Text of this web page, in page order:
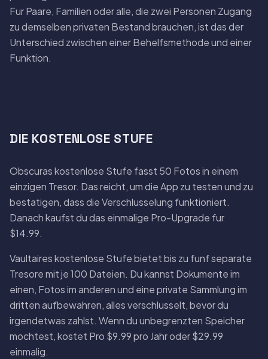
Fur Paare, Familien oder alle, die zwei Personen Zugang
zu demselben privaten Bestand brauchen, ist das der
Unterschied zwischen einer Behelfsmethode und einer
Funktion.
DIE KOSTENLOSE STUFE
Obscuras kostenlose Stufe fasst 50 Fotos in einem
einzigen Tresor. Das reicht, um die App zu testen und zu
bestatigen, dass die Verschlusselung funktioniert.
Danach kaufst du das einmalige Pro-Upgrade fur
$14.99.
Vaultaires kostenlose Stufe bietet bis zu funf separate
Tresore mit je 100 Dateien. Du kannst Dokumente im
einen, Fotos im anderen und eine private Sammlung im
dritten aufbewahren, alles verschlusselt, bevor du
irgendetwas zahlst. Wenn du unbegrenzten Speicher
mochtest, kostet Pro $9.99 pro Jahr oder $29.99
einmalig.